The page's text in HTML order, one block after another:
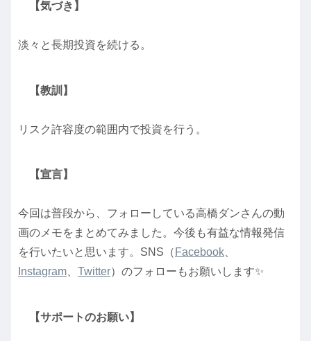
【気づき】
淡々と長期投資を続ける。
【教訓】
リスク許容度の範囲内で投資を行う。
【宣言】
今回は普段から、フォローしている高橋ダンさんの動
画のメモをまとめてみました。今後も有益な情報発信
を行いたいと思います。SNS（ Facebook
Instagram
Twitter）のフォローもお願いします✨
【サポートのお願い】